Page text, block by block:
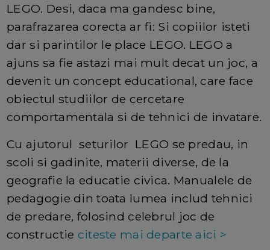
LEGO. Desi, daca ma gandesc bine,
parafrazarea corecta ar fi: Si copiilor isteti
dar si parintilor le place LEGO. LEGO a
ajuns sa fie astazi mai mult decat un joc, a
devenit un concept educational, care face
obiectul studiilor de cercetare
comportamentala si de tehnici de invatare.
Cu ajutorul seturilor LEGO se predau, in
scoli si gadinite, materii diverse, de la
geografie la educatie civica. Manualele de
pedagogie din toata lumea includ tehnici
de predare, folosind celebrul joc de
constructie citeste mai departe aici >